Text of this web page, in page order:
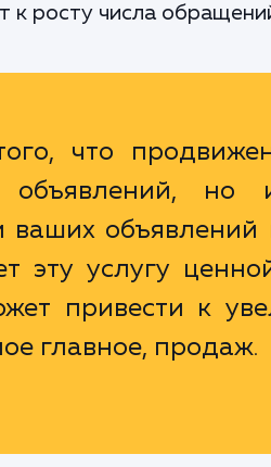
к росту числа
что
объявлений,
ваших
эту услугу
привести к
главное, продаж.